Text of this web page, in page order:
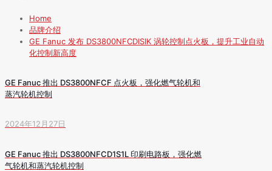
Home
品牌介绍
GE Fanuc 发布 DS3800NFCDISIK 涡轮控制点火板，提升工业自动
化控制新高度
GE Fanuc 推出 DS3800NFCF 点火板，强化燃气轮机和
蒸汽轮机控制
2024年12月27日
GE Fanuc 推出 DS3800NFCD1S1L 印刷电路板，强化燃
气轮机和蒸汽轮机控制